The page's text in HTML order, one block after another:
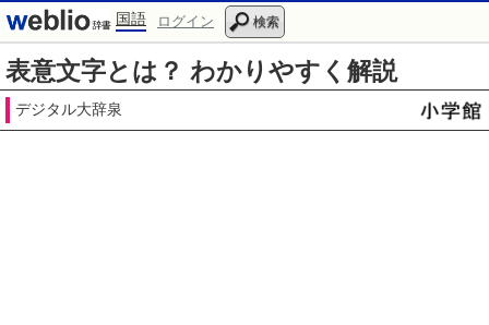
国語 ログイン 検索
表意文字とは？ わかりやすく解説
デジタル大辞泉